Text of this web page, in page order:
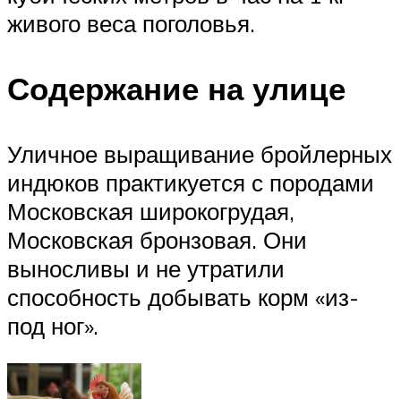
живого веса поголовья.
Содержание на улице
Уличное выращивание бройлерных
индюков практикуется с породами
Московская широкогрудая,
Московская бронзовая. Они
выносливы и не утратили
способность добывать корм «из-
под ног».